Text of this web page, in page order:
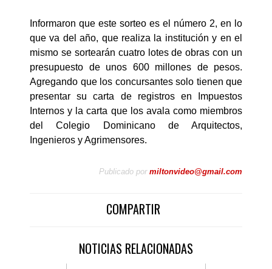
Informaron que este sorteo es el número 2, en lo
que va del año, que realiza la institución y en el
mismo se sortearán cuatro lotes de obras con un
presupuesto de unos 600 millones de pesos.
Agregando que los concursantes solo tienen que
presentar su carta de registros en Impuestos
Internos y la carta que los avala como miembros
del Colegio Dominicano de Arquitectos,
Ingenieros y Agrimensores.
Publicado por miltonvideo@gmail.com
COMPARTIR
NOTICIAS RELACIONADAS